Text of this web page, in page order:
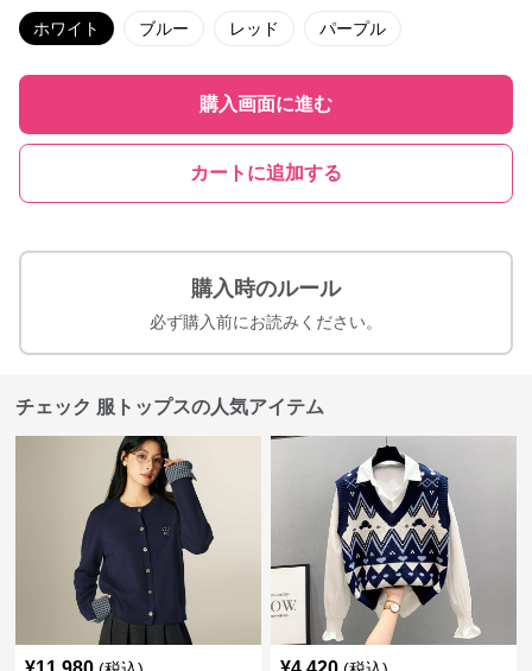
ホワイト ブルー レッド パープル
購入画面に進む
カートに追加する
購入時のルール
必ず購入前にお読みください。
チェック 服トップスの人気アイテム